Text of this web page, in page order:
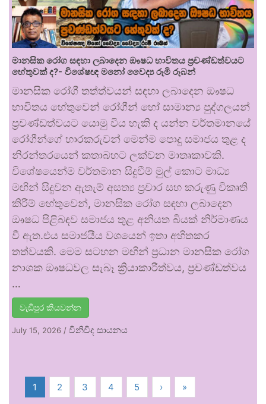
මානසික රෝග සඳහා ලබාදෙන ඖෂධ භාවිතය ප්‍රචණ්ඩත්වයට
හේතුවක් ද?- විශේෂඥ මනෝ වෛද්‍ය රූමි රූබන්
මානසික රෝගී තත්ත්වයන් සඳහා ලබාදෙන ඖෂධ
භාවිතය හේතුවෙන් රෝගීන් හෝ සාමාන්‍ය පුද්ගලයන්
ප්‍රචණ්ඩත්වයට යොමු විය හැකි ද යන්න වර්තමානයේ
රෝගීන්ගේ භාරකරුවන් මෙන්ම පොදු සමාජය තුළ ද
නිරන්තරයෙන් කතාබහට ලක්වන මාතෘකාවකි.
විශේෂයෙන්ම වර්තමාන සිදුවීම් මුල් කොට මාධ්‍ය
මඟින් සිදුවන ඇතැම් අසත්‍ය ප්‍රචාර සහ කරුණු විකෘති
කිරීම් හේතුවෙන්, මානසික රෝග සඳහා ලබාදෙන
ඖෂධ පිළිබඳව සමාජය තුළ අනියත බියක් නිර්මාණය
වී ඇත.එය සමාජයීය වශයෙන් ඉතා අහිතකර
තත්වයකි. මෙම සටහන මඟින් ප්‍රධාන මානසික රෝග
නාශක ඖෂධවල සැබෑ ක්‍රියාකාරීත්වය, ප්‍රචණ්ඩත්වය
…
වැඩිපුර කියවන්න
July 15, 2026 / විනිවිද සායනය
1 2 3 4 5 › »